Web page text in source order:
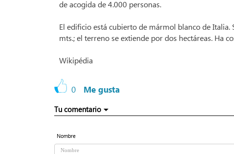
de acogida de 4.000 personas.
El edificio está cubierto de mármol blanco de
mts.; el terreno se extiende por dos hectáreas. Ha
Wikipédia
0 Me gusta
Tu comentario
Nombre